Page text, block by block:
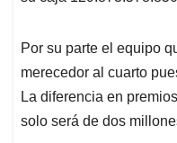
Por su parte el equipo
merecedor al cuarto
La diferencia en
solo será de dos